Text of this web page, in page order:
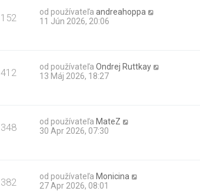
152 od používateľaandreahoppa
11 Jún 2026, 20:06
412 od používateľaOndrej Ruttkay
13 Máj 2026, 18:27
348 od používateľa MateZ
30 Apr 2026, 07:30
382 od používateľa Monicina
27 Apr 2026, 08:01